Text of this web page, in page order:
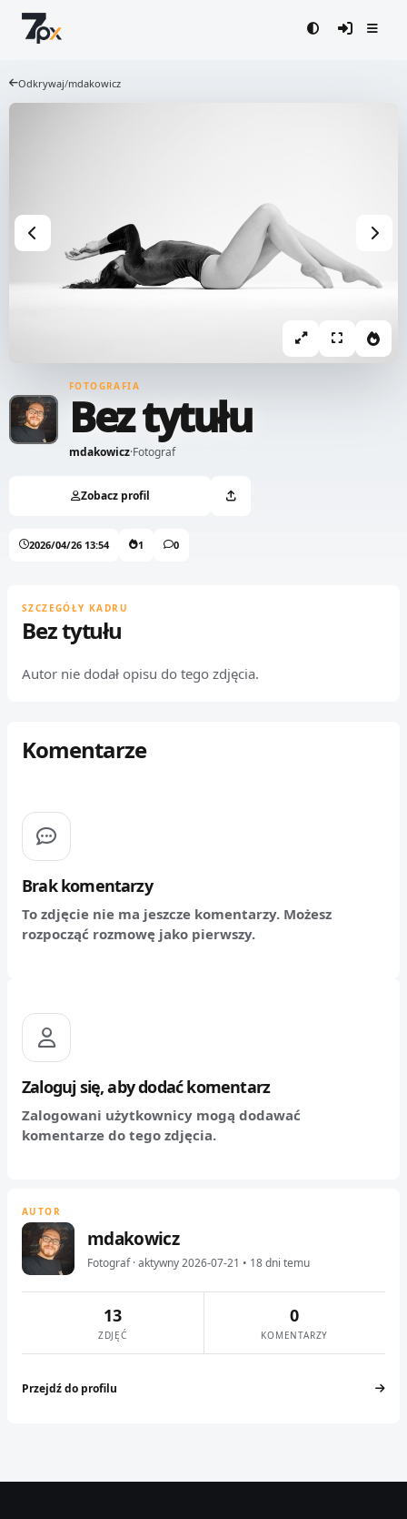
Odkrywaj/mdakowicz
FOTOGRAFIA
Bez tytułu
mdakowicz·Fotograf
Zobacz profil
2026/04/26 13:54 1 0
SZCZEGÓŁY KADRU
Bez tytułu
Autor nie dodał opisu do tego zdjęcia.
Komentarze
Brak komentarzy
To zdjęcie nie ma jeszcze komentarzy. Możesz
rozpocząć rozmowę jako pierwszy.
Zaloguj się, aby dodać komentarz
Zalogowani użytkownicy mogą dodawać
komentarze do tego zdjęcia.
AUTOR
mdakowicz
Fotograf · aktywny 2026-07-21 • 18 dni temu
13
ZDJĘĆ
0
KOMENTARZY
Przejdź do profilu